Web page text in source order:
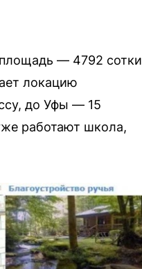
— 4792 сотки
локацию
до Уфы — 15
работают школа,